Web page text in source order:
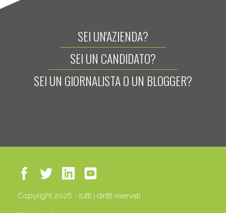
SEI UN'AZIENDA?
SEI UN CANDIDATO?
SEI UN GIORNALISTA O UN BLOGGER?
Copyright 2026 - tutti i diritti riservati